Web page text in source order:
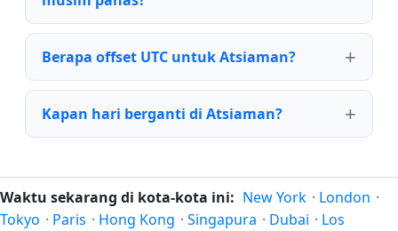
Berapa offset UTC untuk Atsiaman?
Kapan hari berganti di Atsiaman?
Waktu sekarang di kota-kota ini: New York · London ·
Tokyo · Paris · Hong Kong · Singapura · Dubai · Los